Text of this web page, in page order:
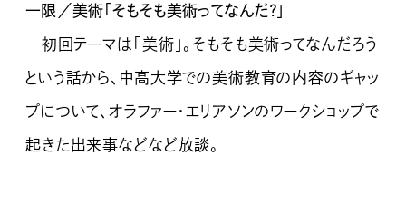
一限／美術「そもそも美術ってなんだ？」
初回テーマは「美術」。そもそも美術ってなんだろう
という話から、中高大学での美術教育の内容のギャッ
プについて、オラファー・エリアソンのワークショップで
起きた出来事などなど放談。